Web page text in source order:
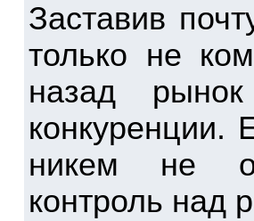
Заставив
только не
назад
конкуренции.
никем не
контроль над